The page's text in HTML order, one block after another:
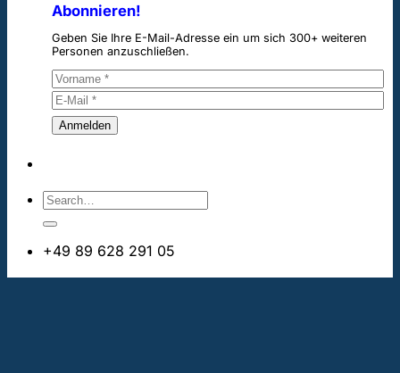
Abonnieren!
Geben Sie Ihre E-Mail-Adresse ein um sich 300+ weiteren
Personen anzuschließen.
+49 89 628 291 05